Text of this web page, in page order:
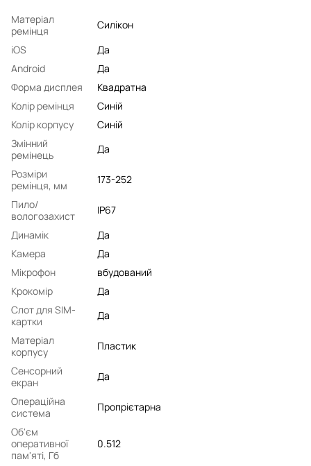
Матеріал
ремінця
Силікон
iOS
Да
Android
Да
Форма дисплея
Квадратна
Колір ремінця
Синій
Колір корпусу
Синій
Змінний
ремінець
Да
Розміри
ремінця, мм
173-252
Пило/
вологозахист
IP67
Динамік
Да
Камера
Да
Мікрофон
вбудований
Крокомір
Да
Слот для SIM-
картки
Да
Матеріал
корпусу
Пластик
Сенсорний
екран
Да
Операційна
система
Пропрієтарна
Об'єм
оперативної
пам'яті, Гб
0.512